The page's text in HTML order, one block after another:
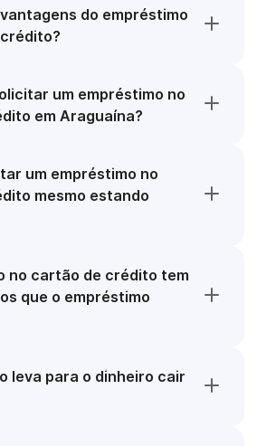
do empréstimo
um empréstimo no
em Araguaína?
um empréstimo no
mesmo estando
no cartão de crédito tem
que o empréstimo
leva para o dinheiro cair